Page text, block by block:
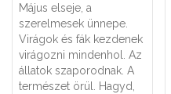
Május elseje, a
szerelmesek ünnepe.
Virágok és fák kezdenek
virágozni mindenhol. Az
állatok szaporodnak. A
természet örül. Hagyd,